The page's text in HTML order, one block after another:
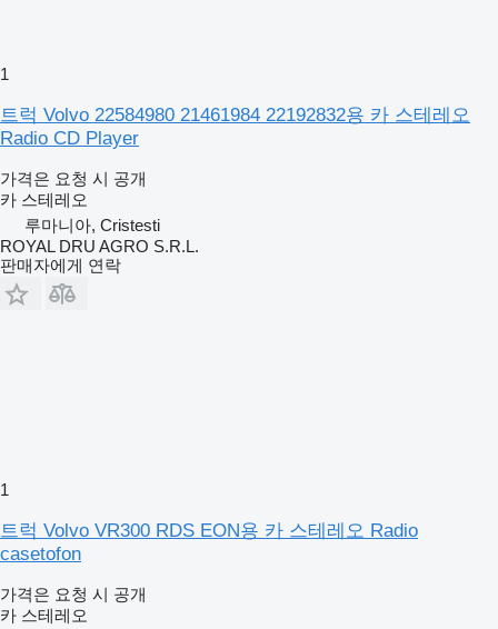
1
트럭 Volvo 22584980 21461984 22192832용 카 스테레오
Radio CD Player
가격은 요청 시 공개
카 스테레오
루마니아, Cristesti
ROYAL DRU AGRO S.R.L.
판매자에게 연락
1
트럭 Volvo VR300 RDS EON용 카 스테레오 Radio
casetofon
가격은 요청 시 공개
카 스테레오